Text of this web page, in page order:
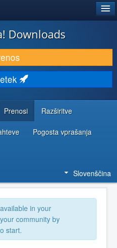
Downloads
Prenosi Razširitve
Pogosta vprašanja
Slovenščina
in your
community by
start.